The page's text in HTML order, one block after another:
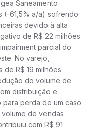
Saneamento
(-61,5% a/a) sofrendo
devido à alta
de R$ 22 milhões
parcial do
No varejo,
de R$ 19 milhões
do volume de
distribuição e
para perda de um caso
de vendas
com R$ 91